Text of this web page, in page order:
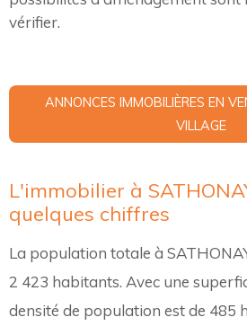
vérifier.
ANNONCES IMMOBILIÈRES EN
VILLAGE
L'immobilier à
quelques chiffres
La population totale à
2 423 habitants. Avec une
densité de population est de 485